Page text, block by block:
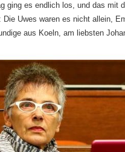
ging es endlich los, und das mit
Die Uwes waren es nicht allein,
aus Koeln, am liebsten